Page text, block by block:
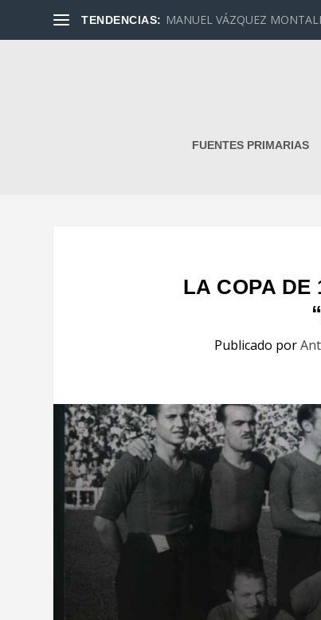
TENDENCIAS: MANUEL VÁZQUEZ
FUENTES PRIMARIAS
LA COPA DE
Publicado por